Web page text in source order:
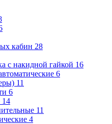
кабин 28
с накидной гайкой 16
6
11
6
14
11
4